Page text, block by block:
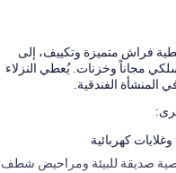
راحة مثل أغطية فراش متميزة وتكييف، إلى
مجاناً وخزنات. يُعطي النزلاء
المنشأة الفندقية.
كهربائية
صديقة للبيئة ومراحيض شطف